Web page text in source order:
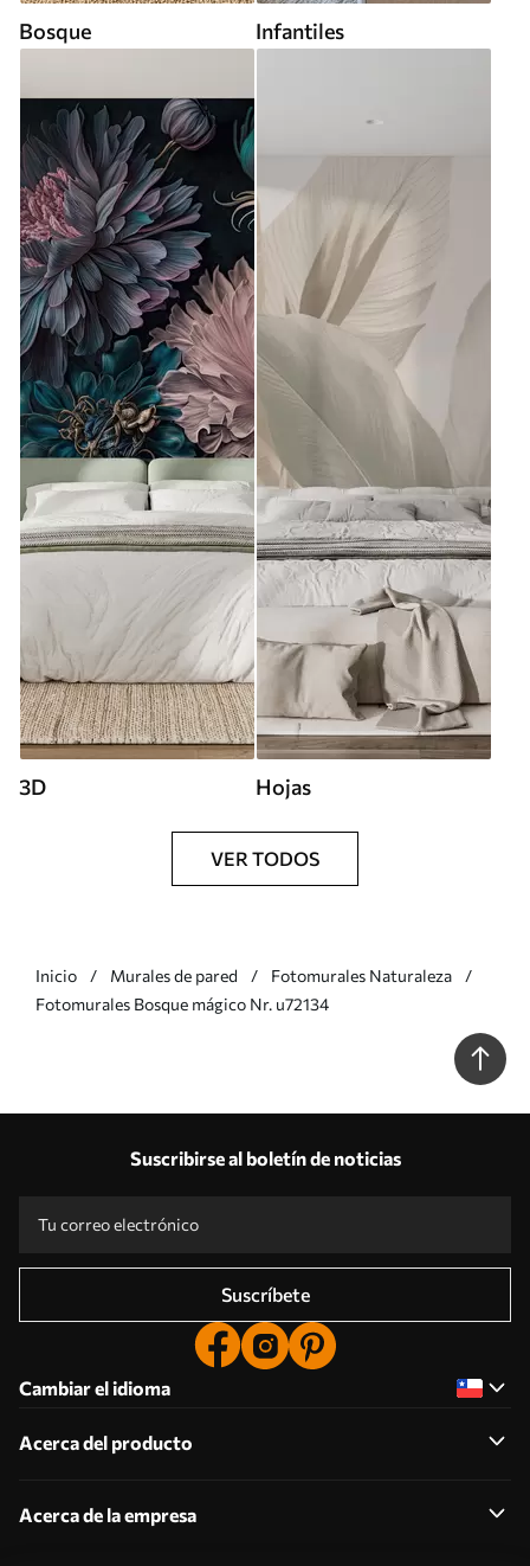
Bosque Infantiles
3D Hojas
VER TODOS
Inicio Murales de pared
Fotomurales Naturaleza
Fotomurales Bosque mágico Nr. u72134
Suscribirse al boletín de noticias
Suscríbete
Cambiar el idioma
Acerca del producto
Acerca de la empresa